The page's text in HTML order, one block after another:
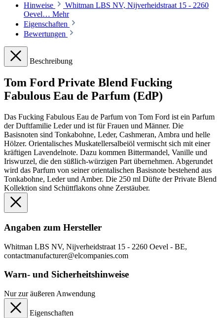
Hinweise
Whitman LBS NV, Nijverheidstraat 15 - 2260
Oevel… Mehr
Eigenschaften
Bewertungen
Beschreibung
Tom Ford Private Blend Fucking
Fabulous Eau de Parfum (EdP)
Das Fucking Fabulous Eau de Parfum von Tom Ford ist ein Parfum
der Duftfamilie Leder und ist für Frauen und Männer. Die
Basisnoten sind Tonkabohne, Leder, Cashmeran, Ambra und helle
Hölzer. Orientalisches Muskatellersalbeiöl vermischt sich mit einer
kräftigen Lavendelnote. Dazu kommen Bittermandel, Vanille und
Iriswurzel, die den süßlich-würzigen Part übernehmen. Abgerundet
wird das Parfum von seiner orientalischen Basisnote bestehend aus
Tonkabohne, Leder und Amber. Die 250 ml Düfte der Private Blend
Kollektion sind Schüttflakons ohne Zerstäuber.
Angaben zum Hersteller
Whitman LBS NV, Nijverheidstraat 15 - 2260 Oevel - BE,
contactmanufacturer@elcompanies.com
Warn- und Sicherheitshinweise
Nur zur äußeren Anwendung
Eigenschaften